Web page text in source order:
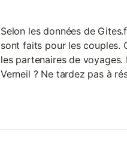
Selon les données de
sont faits pour les couples.
les partenaires de
Verneil ? Ne tardez pas à